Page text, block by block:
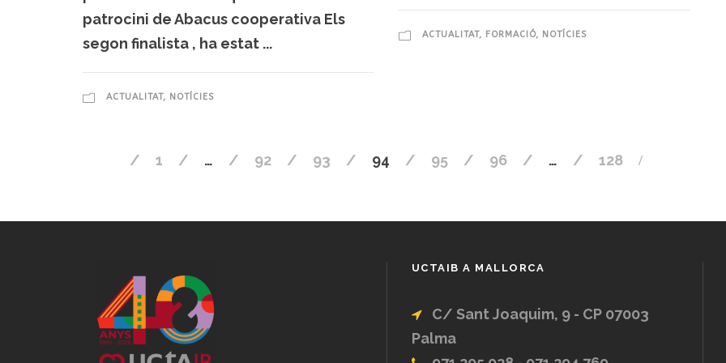
patrocini de Abacus cooperativa Els
segon finalista , ha estat ...
ACTUALITAT, NOTÍCIES
ACTUALITAT, FORMACIÓ, NOTÍCIES
1 … 92 93 94 95 96 … 128
UCTAIB A MALLORCA
C/ Sant Joaquim, 9 - CP 07003
Palma